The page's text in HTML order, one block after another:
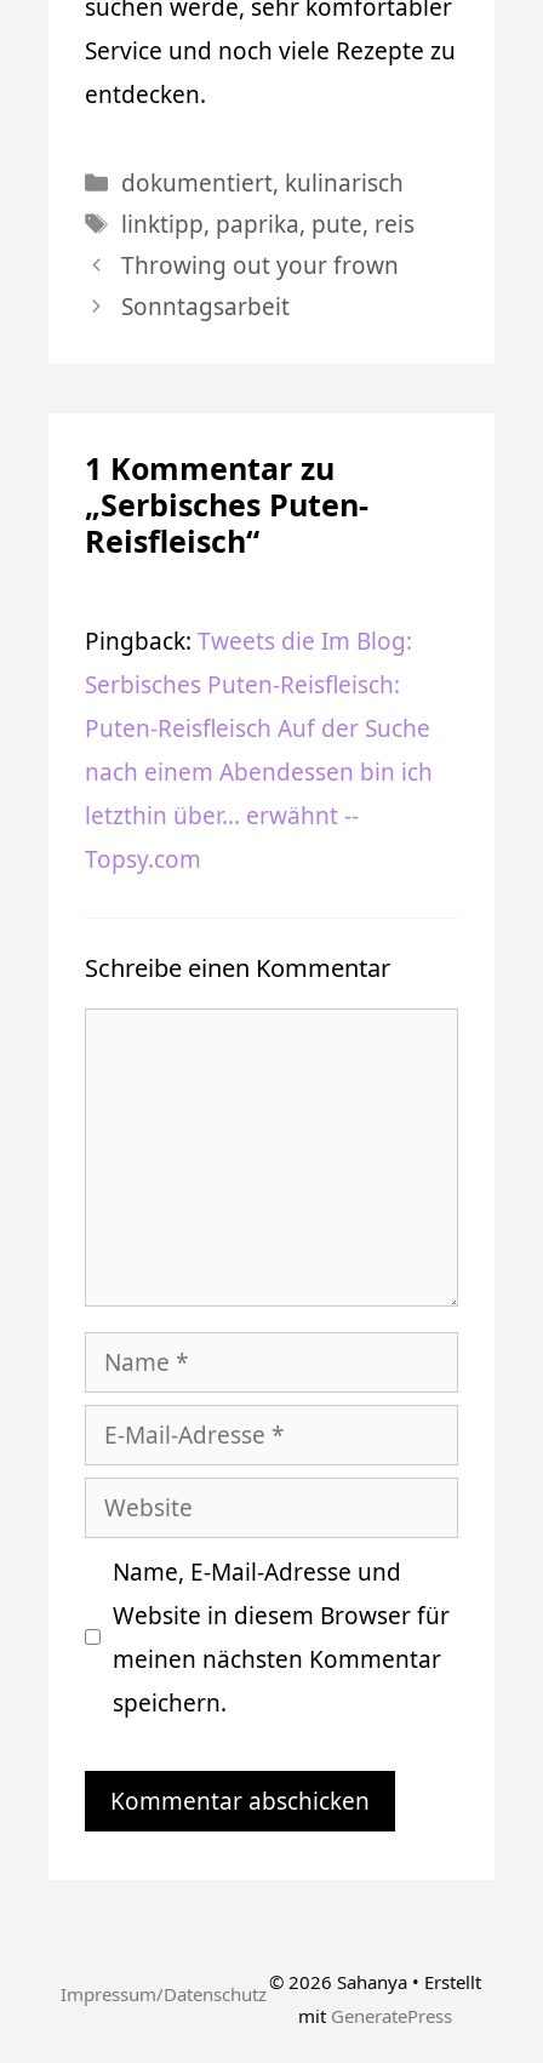
suchen werde, sehr komfortabler
Service und noch viele Rezepte zu
entdecken.
Kategorien
dokumentiert, kulinarisch
Schlagwörter
linktipp, paprika, pute, reis
Throwing out your frown
Sonntagsarbeit
1 Kommentar zu
„Serbisches Puten-
Reisfleisch“
Pingback: Tweets die Im Blog:
Serbisches Puten-Reisfleisch:
Puten-Reisfleisch Auf der Suche
nach einem Abendessen bin ich
letzthin über... erwähnt --
Topsy.com
Schreibe einen Kommentar
Name
Mail-
Adresse
Website
Name, E-Mail-Adresse und
Website in diesem Browser für
meinen nächsten Kommentar
speichern.
Impressum/Datenschutz
© 2026 Sahanya• Erstellt
mit GeneratePress